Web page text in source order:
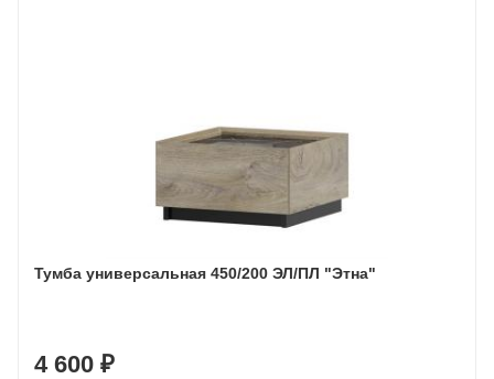
Тумба универсальная 450/200 ЭЛ/ПЛ "Этна"
4 600 ₽